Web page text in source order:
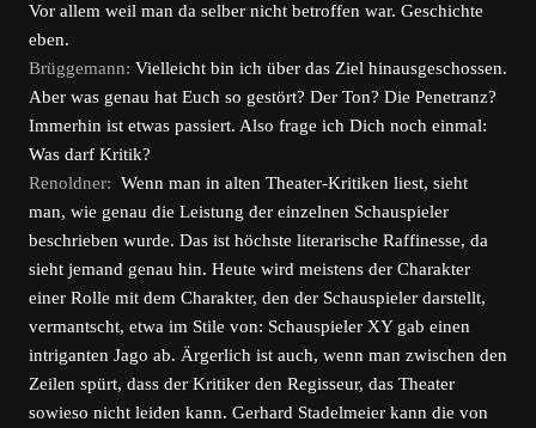
Vor allem weil man da selber nicht betroffen war. Geschichte
eben.
Brüggemann: Vielleicht bin ich über das Ziel hinausgeschossen.
Aber was genau hat Euch so gestört? Der Ton? Die Penetranz?
Immerhin ist etwas passiert. Also frage ich Dich noch einmal:
Was darf Kritik?
Renoldner: Wenn man in alten Theater-Kritiken liest, sieht
man, wie genau die Leistung der einzelnen Schauspieler
beschrieben wurde. Das ist höchste literarische Raffinesse, da
sieht jemand genau hin. Heute wird meistens der Charakter
einer Rolle mit dem Charakter, den der Schauspieler darstellt,
vermantscht, etwa im Stile von: Schauspieler XY gab einen
intriganten Jago ab. Ärgerlich ist auch, wenn man zwischen den
Zeilen spürt, dass der Kritiker den Regisseur, das Theater
sowieso nicht leiden kann. Gerhard Stadelmeier kann die von